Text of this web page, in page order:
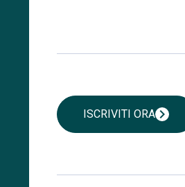
ISCRIVITI ORAchevron_right